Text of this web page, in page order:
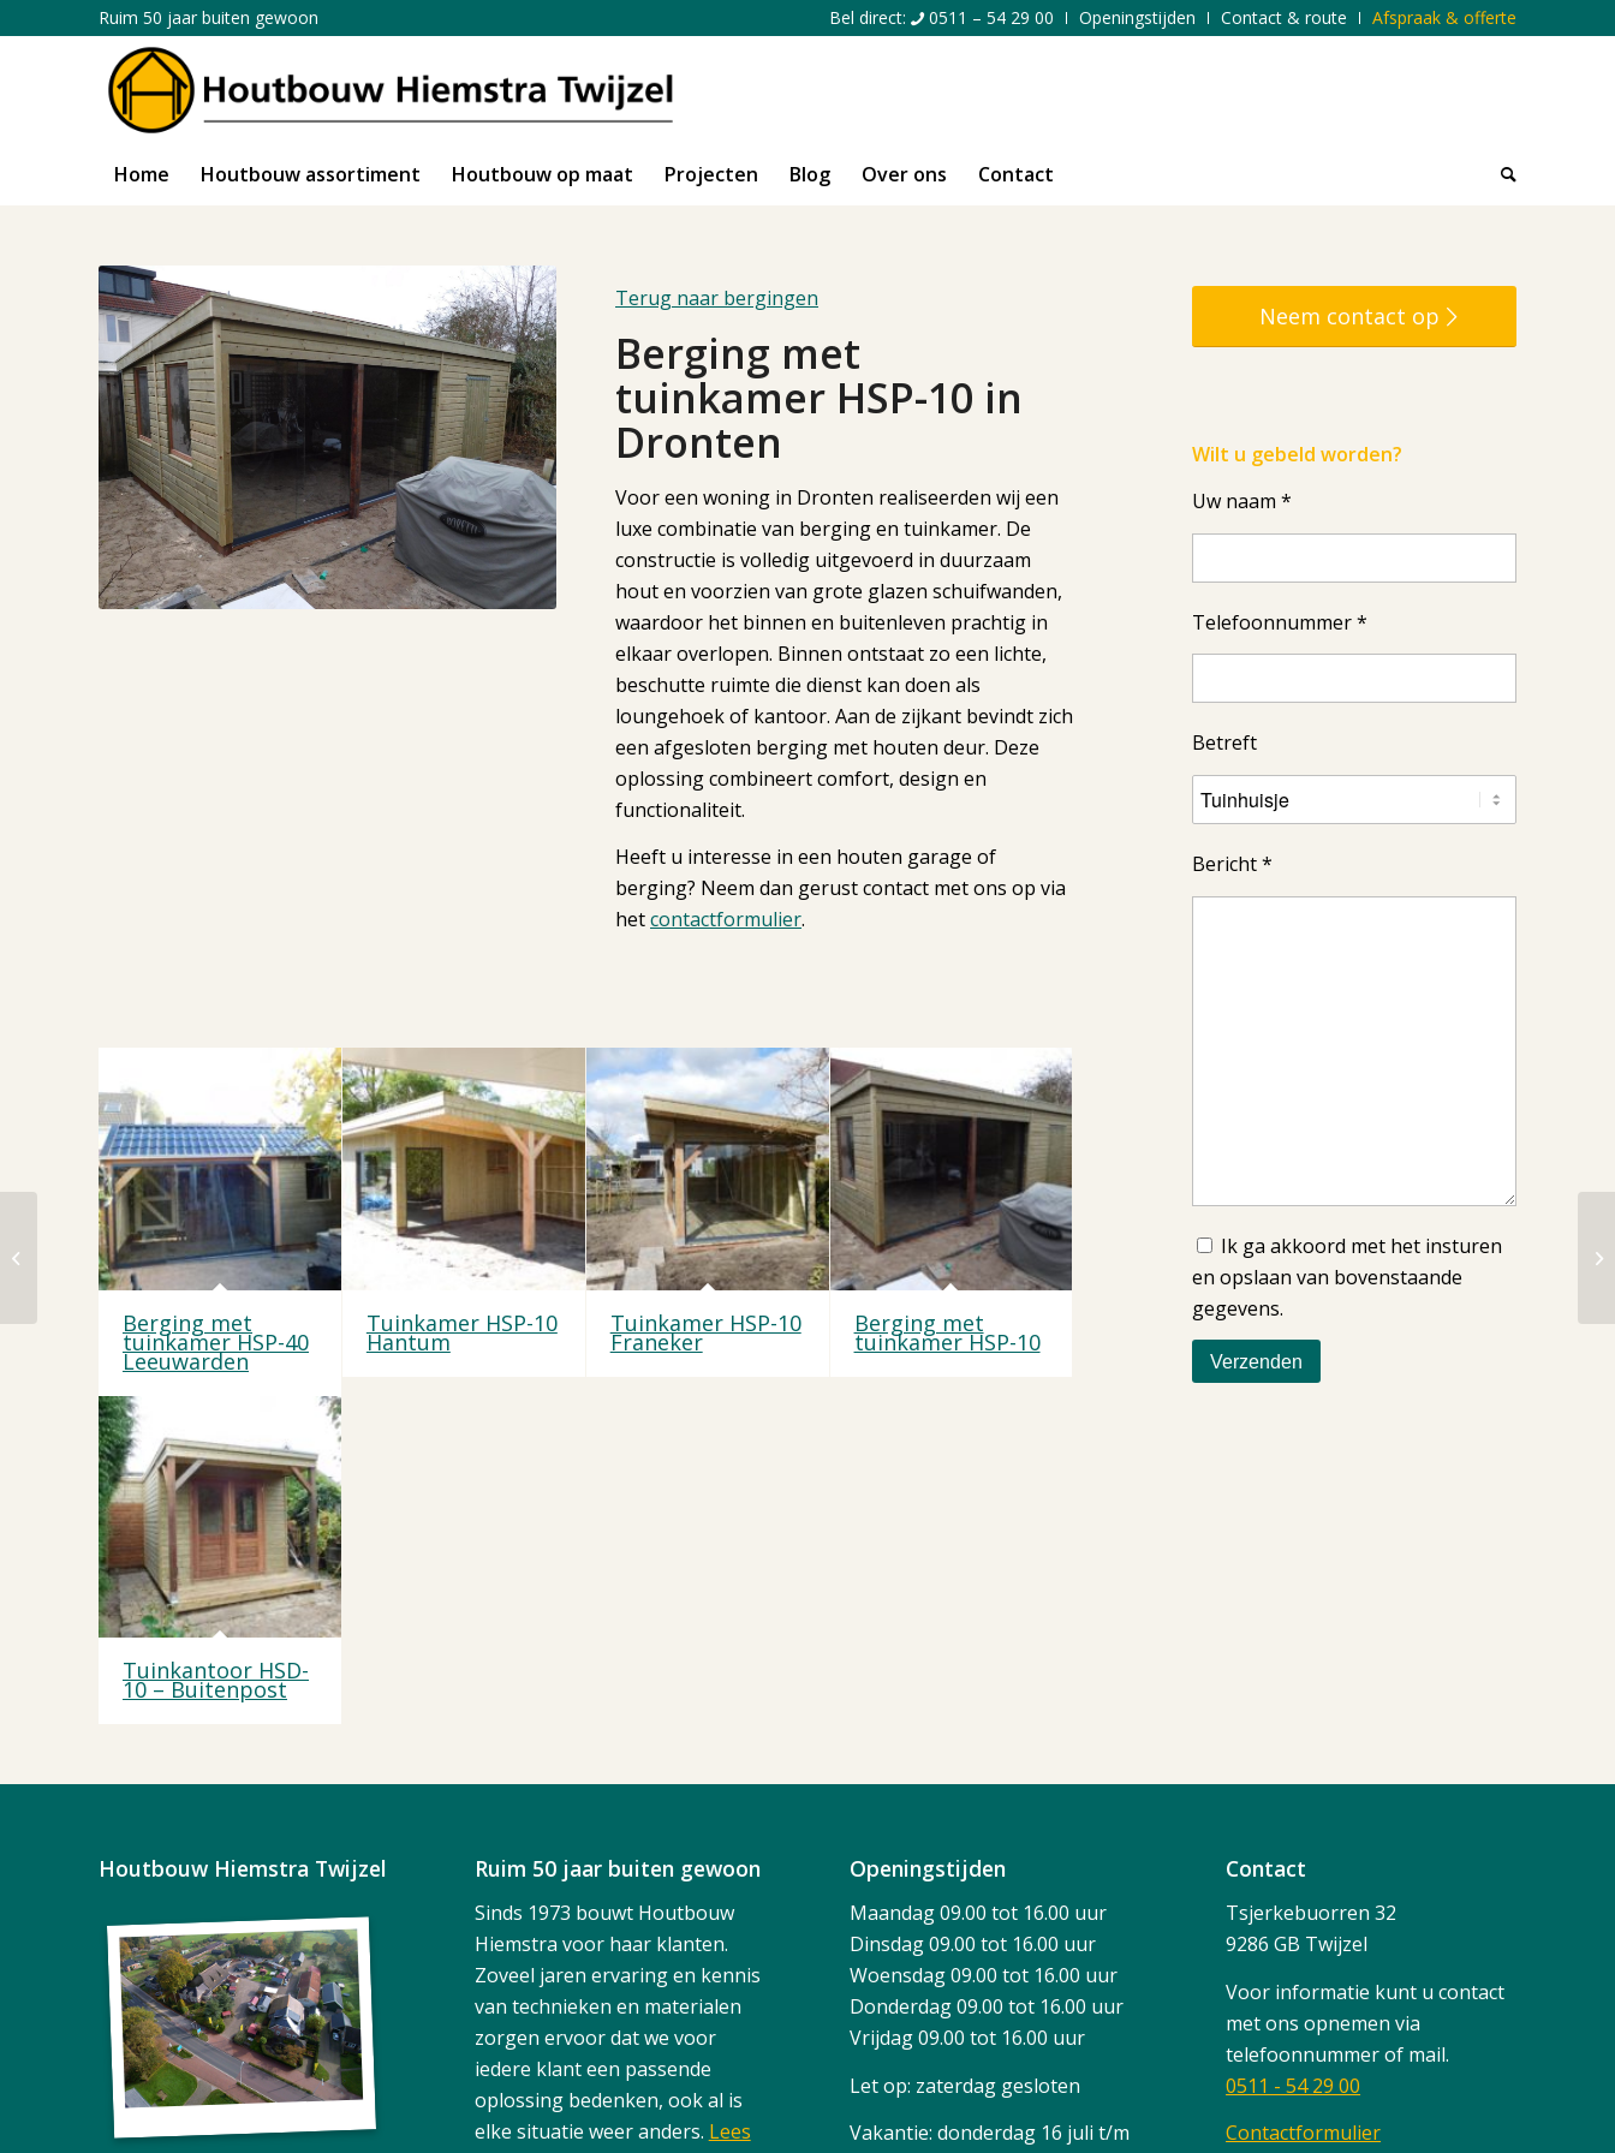
Bel direct: 0511 – 54 29 00 Openingstijden Contact & route Afspraak & offerte
Ruim 50 jaar buiten gewoon
Home Houtbouw assortiment Houtbouw op maat Projecten Blog Over ons Contact
Terug naar bergingen
Berging met
tuinkamer HSP-10 in
Dronten
Voor een woning in Dronten realiseerden wij een
luxe combinatie van berging en tuinkamer. De
constructie is volledig uitgevoerd in duurzaam
hout en voorzien van grote glazen schuifwanden,
waardoor het binnen en buitenleven prachtig in
elkaar overlopen. Binnen ontstaat zo een lichte,
beschutte ruimte die dienst kan doen als
loungehoek of kantoor. Aan de zijkant bevindt zich
een afgesloten berging met houten deur. Deze
oplossing combineert comfort, design en
functionaliteit.
Heeft u interesse in een houten garage of
berging? Neem dan gerust contact met ons op via
hetcontactformulier.
Berging met
tuinkamer HSP-40
Leeuwarden
Tuinkamer HSP-10
Hantum
Tuinkamer HSP-10
Franeker
Berging met
tuinkamer HSP-10
Tuinkantoor HSD-
10 – Buitenpost
Neem contact op
Wilt u gebeld worden?
Uw naam *
Telefoonnummer *
Betreft
Bericht *
Ik ga akkoord met het insturen
en opslaan van bovenstaande
gegevens.
Houtbouw Hiemstra Twijzel Ruim 50 jaar buiten gewoon
Sinds 1973 bouwt Houtbouw
Hiemstra voor haar klanten.
Zoveel jaren ervaring en kennis
van technieken en materialen
zorgen ervoor dat we voor
iedere klant een passende
oplossing bedenken, ook al is
elke situatie weer anders. Lees
Openingstijden
Maandag 09.00 tot 16.00 uur
Dinsdag 09.00 tot 16.00 uur
Woensdag 09.00 tot 16.00 uur
Donderdag 09.00 tot 16.00 uur
Vrijdag 09.00 tot 16.00 uur
Let op: zaterdag gesloten
Vakantie: donderdag 16 juli t/m
Contact
Tsjerkebuorren 32
9286 GB Twijzel
Voor informatie kunt u contact
met ons opnemen via
telefoonnummer of mail.
0511 - 54 29 00
Contactformulier
Berging met
overkapping HSP-10
Dronrijp